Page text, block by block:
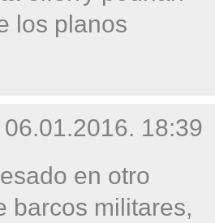
los planos
06.01.2016. 18:39
en otro
barcos militares,